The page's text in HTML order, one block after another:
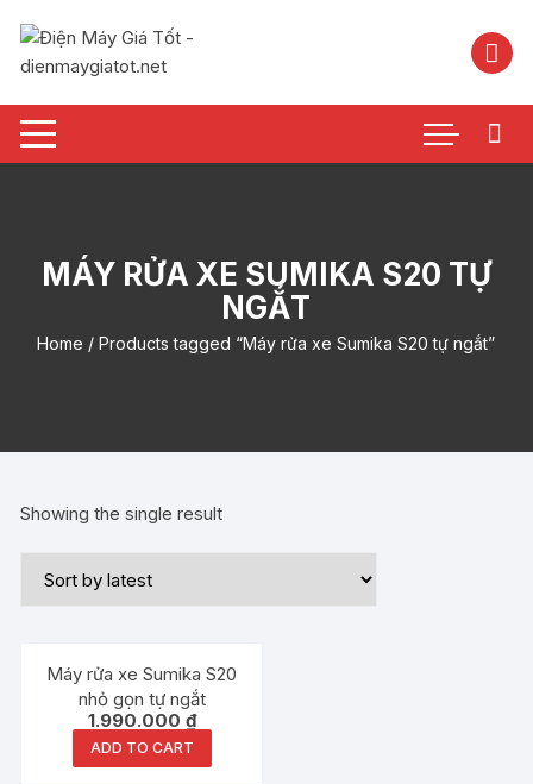
nội
MÁY RỬA XE SUMIKA S20 TỰ
NGẮT
Home / Products tagged “Máy rửa xe Sumika S20 tự ngắt”
Showing the single result
Máy rửa xe Sumika S20
nhỏ gọn tự ngắt
1.990.000 ₫
ADD TO CART